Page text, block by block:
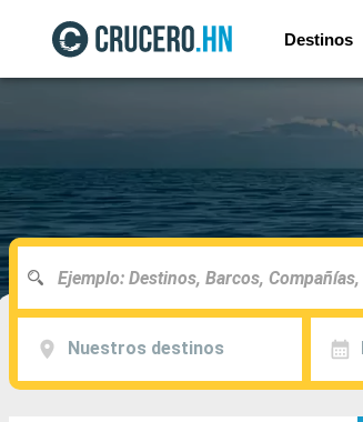
Destinos
Nuestros destinos